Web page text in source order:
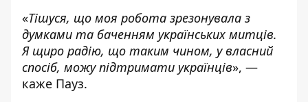
«Тішуся, що моя робота зрезонувала з
думками та баченням українських митців.
Я щиро радію, що таким чином, у власний
спосіб, можу підтримати українців», —
каже Пауз.